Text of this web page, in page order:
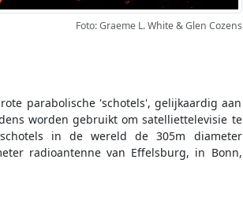
Foto: Graeme L. White & Glen Cozens
parabolische 'schotels', gelijkaardig aan
worden gebruikt om satelliettelevisie te
in de wereld de 305m diameter
radioantenne van Effelsburg, in Bonn,